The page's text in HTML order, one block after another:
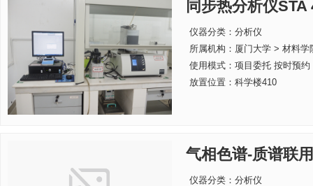
同步热分析仪STA
仪器分类：分析仪
所属机构： 厦门大学 > 材料学
使用模式：项目委托 按时预约
放置位置：科学楼410
气相色谱-质谱联
仪器分类：分析仪